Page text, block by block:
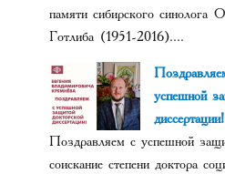
памяти сибирского синолога
Готлиба (1951-2016)....
успешной
диссертации!
Поздравляем с успешной
соискание степени доктора